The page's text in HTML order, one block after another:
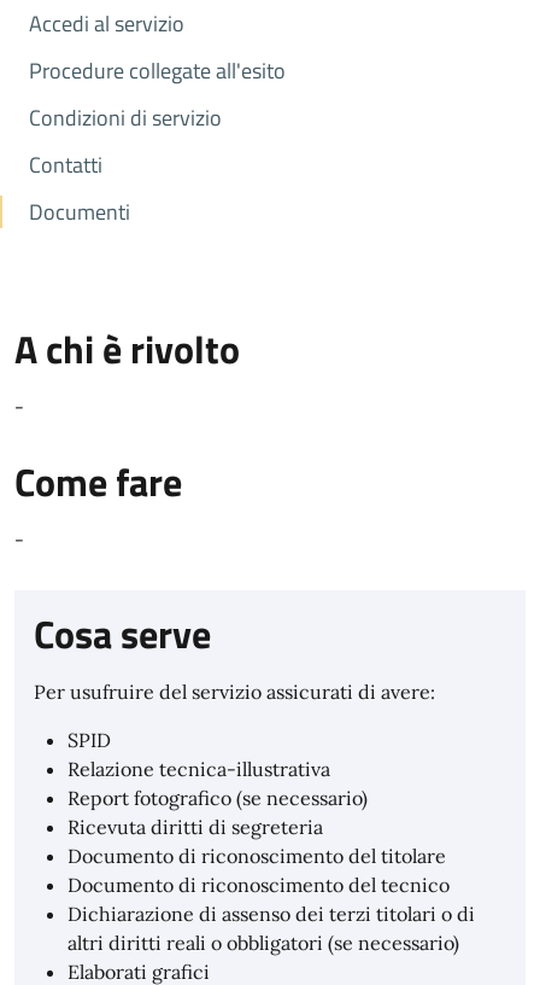
Accedi al servizio
Procedure collegate all'esito
Condizioni di servizio
Contatti
Documenti
A chi è rivolto
-
Come fare
-
Cosa serve
Per usufruire del servizio assicurati di avere:
SPID
Relazione tecnica-illustrativa
Report fotografico (se necessario)
Ricevuta diritti di segreteria
Documento di riconoscimento del titolare
Documento di riconoscimento del tecnico
Dichiarazione di assenso dei terzi titolari o di
altri diritti reali o obbligatori (se necessario)
Elaborati grafici